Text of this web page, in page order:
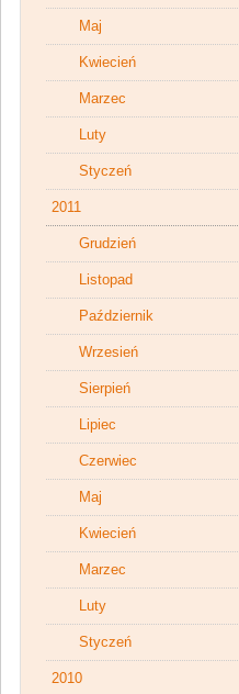
Maj
Kwiecień
Marzec
Luty
Styczeń
2011
Grudzień
Listopad
Październik
Wrzesień
Sierpień
Lipiec
Czerwiec
Maj
Kwiecień
Marzec
Luty
Styczeń
2010